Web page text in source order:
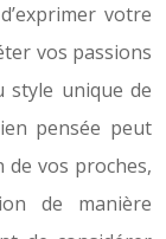
votre
vos passions
style unique de
pensée peut
de vos proches,
de manière